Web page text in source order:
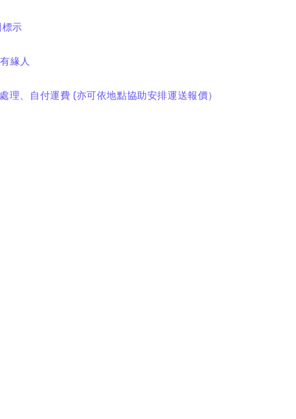
示
緣人
理、自付運費 (亦可依地點協助安排運送報價）